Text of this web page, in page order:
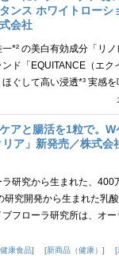
タンス ホワイトロー
会社
一*² の美白有効成分「リ
ド「EQUITANCE（エク
ほぐして高い浸透*³ 実感
アと腸活を1粒で。
リア」新発売／株式会
ラ研究から生まれた、400
究開発から生まれた乳
フローラ研究所は、オ
健康食品 新商品（健康）